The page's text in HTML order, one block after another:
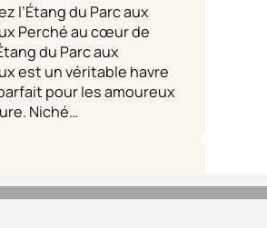
l’Étang du Parc aux
Perché au cœur de
du Parc aux
est un véritable havre
pour les amoureux
Niché…